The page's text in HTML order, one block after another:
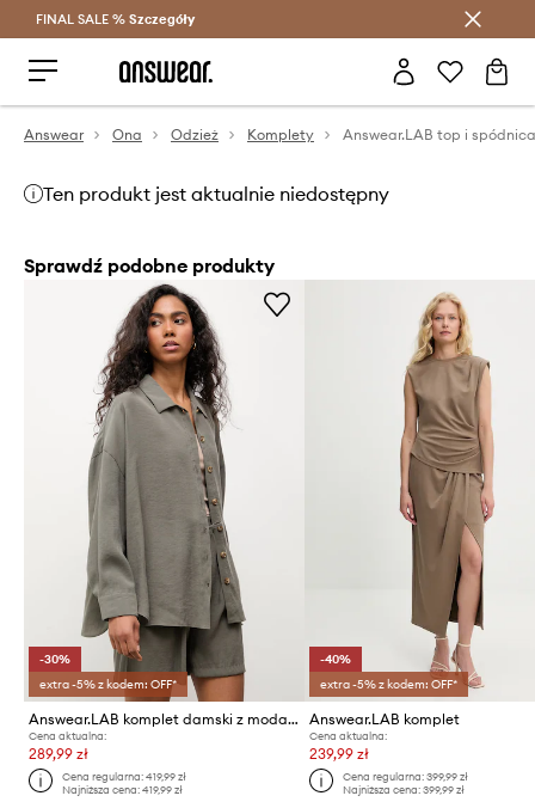
Oszczędzaj z Answear Club >
FINAL SALE % Szczegóły
Answear Ona Odzież Komplety Answear.LAB top i spódnica
Ten produkt jest aktualnie niedostępny
Sprawdź podobne produkty
-30%
extra -5% z kodem: OFF*
Answear.LAB komplet damski z modalem
Cena aktualna:
289,99 zł
Cena regularna:419,99 zł
Najniższa cena:419,99 zł
-40%
extra -5% z kodem: OFF*
Answear.LAB komplet
Cena aktualna:
239,99 zł
Cena regularna: 399,99 zł
Najniższa cena: 399,99 zł